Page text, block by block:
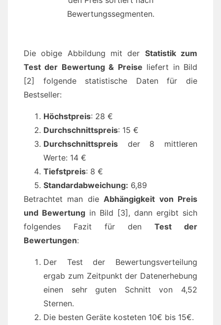
Bewertungssegmenten.
Die obige Abbildung mit der Statistik zum
Test der Bewertung & Preise liefert in Bild
[2] folgende statistische Daten für die
Bestseller:
Höchstpreis: 28 €
Durchschnittspreis: 15 €
Durchschnittspreis der 8 mittleren
Werte: 14 €
Tiefstpreis: 8 €
Standardabweichung: 6,89
Betrachtet man die Abhängigkeit von Preis
und Bewertung in Bild [3], dann ergibt sich
folgendes Fazit für den Test der
Bewertungen:
Der Test der Bewertungsverteilung
ergab zum Zeitpunkt der Datenerhebung
einen sehr guten Schnitt von 4,52
Sternen.
Die besten Geräte kosteten 10€ bis 15€.